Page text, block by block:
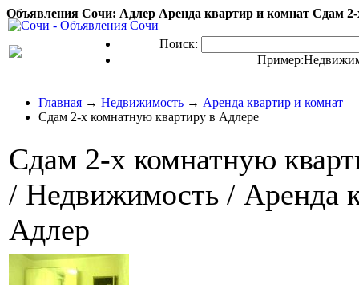
Объявления Сочи: Адлер Аренда квартир и комнат Сдам
Поиск:
Пример:
Главная → Недвижимость → Аренда квартир и комнат
Сдам 2-х комнатную квартиру в Адлере
Сдам 2-х комнатную
/ Недвижимость / Аренда
Адлер